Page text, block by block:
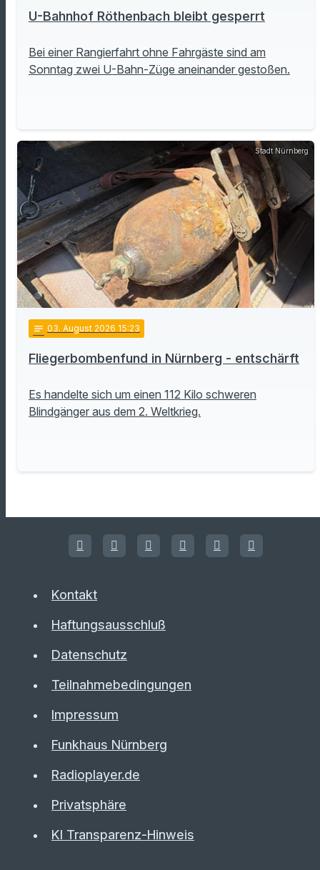
U-Bahnhof Röthenbach bleibt gesperrt
Bei einer Rangierfahrt ohne Fahrgäste sind am
Sonntag zwei U-Bahn-Züge aneinander gestoßen.
Stadt Nürnberg
notes 03. August 2026 15:23
Fliegerbombenfund in Nürnberg - entschärft
Es handelte sich um einen 112 Kilo schweren
Blindgänger aus dem 2. Weltkrieg.
Kontakt
Haftungsausschluß
Datenschutz
Teilnahmebedingungen
Impressum
Funkhaus Nürnberg
Radioplayer.de
Privatsphäre
KI Transparenz-Hinweis